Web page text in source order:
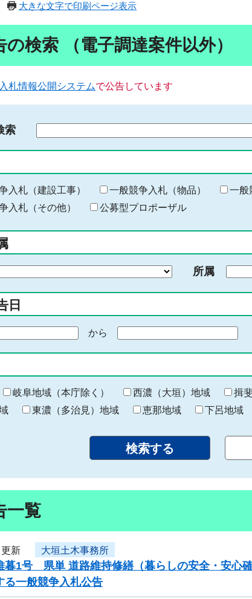
大きな文字で印刷ページ表示
の検索 （電子調達案件以外）
入札情報公開システムで公告しています
索
る
キ
ー
ー
入
力
入札（建設工事） 一般競争入札（物品）
一般
入札（その他）
公募型プロポーザル
所属
日
から
終
わ
り
岐阜地域（本庁除く） 西濃（大垣）地域 揖
東濃（多治見）地域 恵那地域 下呂地域
一覧
新 大垣土木事務所
暮1号 県単 道路維持修繕（暮らしの安全・安
る一般競争入札公告